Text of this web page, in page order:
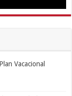
Vacacional